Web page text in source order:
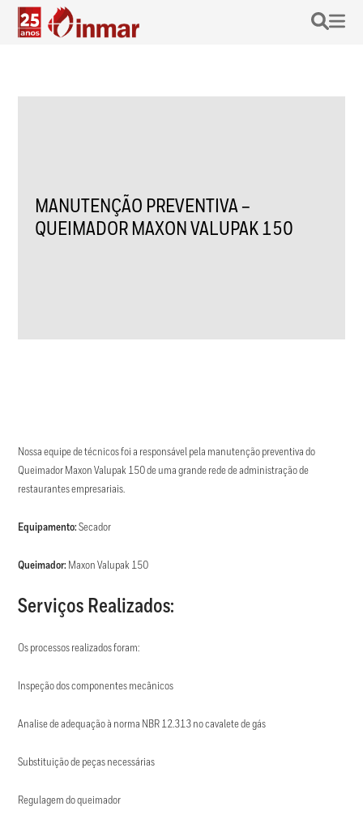
MANUTENÇÃO PREVENTIVA –
QUEIMADOR MAXON VALUPAK 150
Nossa equipe de técnicos foi a responsável pela manutenção preventiva do
Queimador Maxon Valupak 150 de uma grande rede de administração de
restaurantes empresariais.
Equipamento:Secador
Queimador: Maxon Valupak 150
Serviços Realizados:
Os processos realizados foram:
Inspeção dos componentes mecânicos
Analise de adequação à norma NBR 12.313 no cavalete de gás
Substituição de peças necessárias
Regulagem do queimador